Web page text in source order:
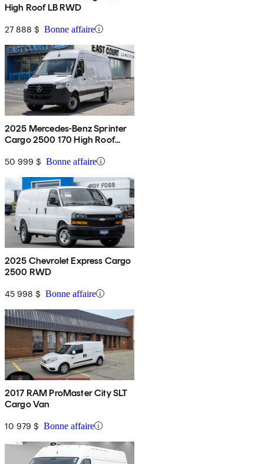
High Roof LB RWD
27 888 $ Bonne affaire
2025 Mercedes-Benz Sprinter
Cargo 2500 170 High Roof
50 999 $ Bonne affaire
2025 Chevrolet Express Cargo
2500 RWD
45 998 $ Bonne affaire
2017 RAM ProMaster City SLT
Cargo Van
10 979 $ Bonne affaire